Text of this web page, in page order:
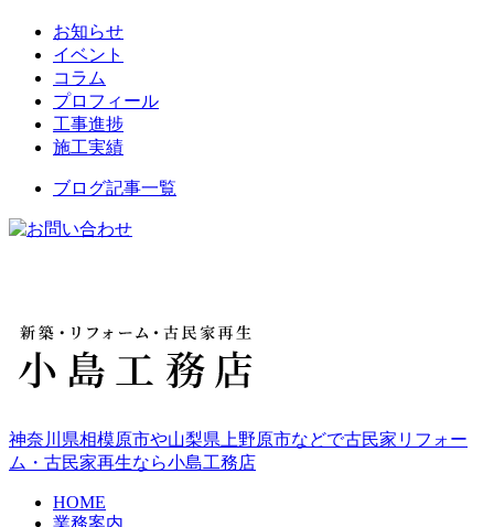
お知らせ
イベント
コラム
プロフィール
工事進捗
施工実績
ブログ記事一覧
神奈川県相模原市や山梨県上野原市などで古民家リフォー
ム・古民家再生なら小島工務店
HOME